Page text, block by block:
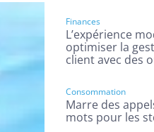
Finances
L’expérience
optimiser la
client avec des
Consommation
Marre des
mots pour les